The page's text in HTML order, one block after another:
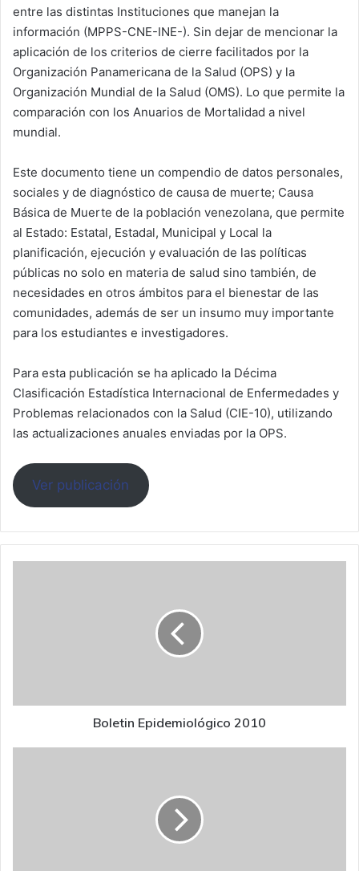
entre las distintas Instituciones que manejan la
información (MPPS-CNE-INE-). Sin dejar de mencionar la
aplicación de los criterios de cierre facilitados por la
Organización Panamericana de la Salud (OPS) y la
Organización Mundial de la Salud (OMS). Lo que permite la
comparación con los Anuarios de Mortalidad a nivel
mundial.
Este documento tiene un compendio de datos personales,
sociales y de diagnóstico de causa de muerte; Causa
Básica de Muerte de la población venezolana, que permite
al Estado: Estatal, Estadal, Municipal y Local la
planificación, ejecución y evaluación de las políticas
públicas no solo en materia de salud sino también, de
necesidades en otros ámbitos para el bienestar de las
comunidades, además de ser un insumo muy importante
para los estudiantes e investigadores.
Para esta publicación se ha aplicado la Décima
Clasificación Estadística Internacional de Enfermedades y
Problemas relacionados con la Salud (CIE-10), utilizando
las actualizaciones anuales enviadas por la OPS.
Ver publicación
Boletin Epidemiológico 2010